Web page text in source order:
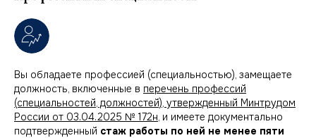
Вы обладаете профессией (специальностью), замещаете
должность, включенные в перечень профессий
(специальностей, должностей), утвержденный Минтрудом
России от 03.04.2025 № 172н, и имеете документально
подтвержденный стаж работы по ней не менее пяти